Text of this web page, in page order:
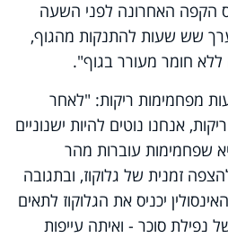
הקפה האחרונה לפני השעה
בערך שש שעות להתנקות מהגוף,
חומר מעורר בגוף".
מפחמימות ריקות: "לאחר
אנחנו נוטים להיות ישנוניים
שפחמימות עוברות מהר
זמנית של גלוקוז, ובתגובה
יכניס את הגלוקוז לתאים
נפילת סוכר - ואיתה עייפות